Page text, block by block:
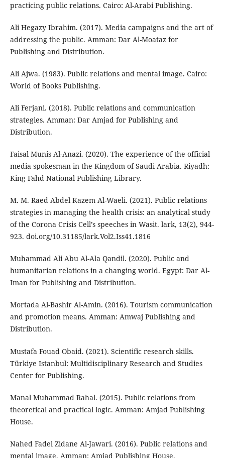
practicing public relations. Cairo: Al-Arabi Publishing.
Ali Hegazy Ibrahim. (2017). Media campaigns and the art of
addressing the public. Amman: Dar Al-Moataz for
Publishing and Distribution.
Ali Ajwa. (1983). Public relations and mental image. Cairo:
World of Books Publishing.
Ali Ferjani. (2018). Public relations and communication
strategies. Amman: Dar Amjad for Publishing and
Distribution.
Faisal Munis Al-Anazi. (2020). The experience of the official
media spokesman in the Kingdom of Saudi Arabia. Riyadh:
King Fahd National Publishing Library.
M. M. Raed Abdel Kazem Al-Waeli. (2021). Public relations
strategies in managing the health crisis: an analytical study
of the Corona Crisis Cell’s speeches in Wasit. lark, 13(2), 944-
923. doi.org/10.31185/lark.Vol2.Iss41.1816
Muhammad Ali Abu Al-Ala Qandil. (2020). Public and
humanitarian relations in a changing world. Egypt: Dar Al-
Iman for Publishing and Distribution.
Mortada Al-Bashir Al-Amin. (2016). Tourism communication
and promotion means. Amman: Amwaj Publishing and
Distribution.
Mustafa Fouad Obaid. (2021). Scientific research skills.
Türkiye Istanbul: Multidisciplinary Research and Studies
Center for Publishing.
Manal Muhammad Rahal. (2015). Public relations from
theoretical and practical logic. Amman: Amjad Publishing
House.
Nahed Fadel Zidane Al-Jawari. (2016). Public relations and
mental image. Amman: Amjad Publishing House.